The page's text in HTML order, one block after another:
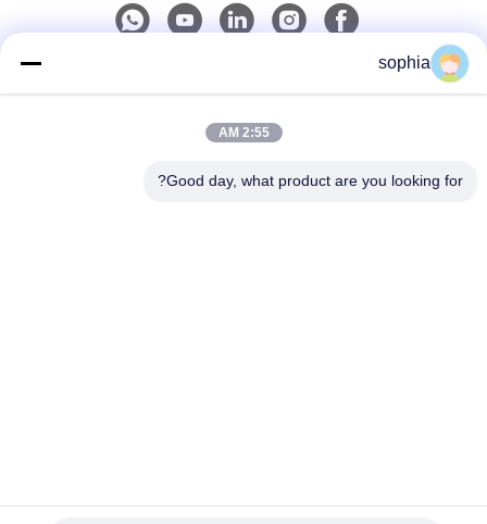
0086-13128969971
sophia
2:55 AM
Good day, what product are you looking for?